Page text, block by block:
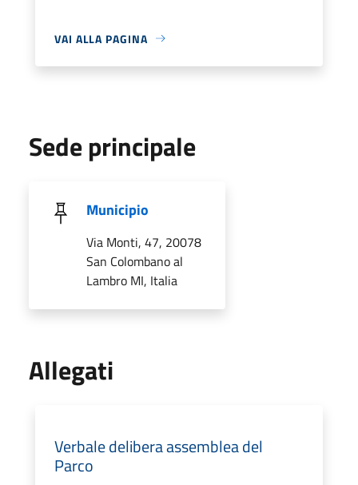
VAI ALLA PAGINA
Sede principale
Municipio
Via Monti, 47, 20078
San Colombano al
Lambro MI, Italia
Allegati
Verbale delibera assemblea del
Parco